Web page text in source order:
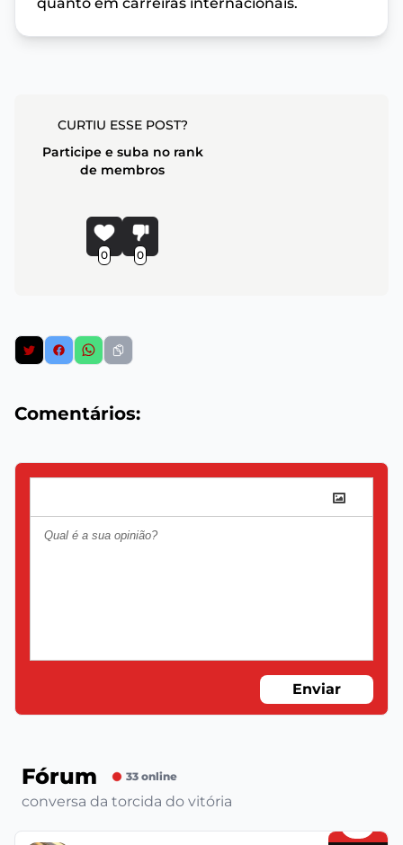
CURTIU ESSE POST?
Participe e suba no rank
de membros
0 0
Comentários:
Enviar
Fórum 33 online
conversa da torcida do vitória